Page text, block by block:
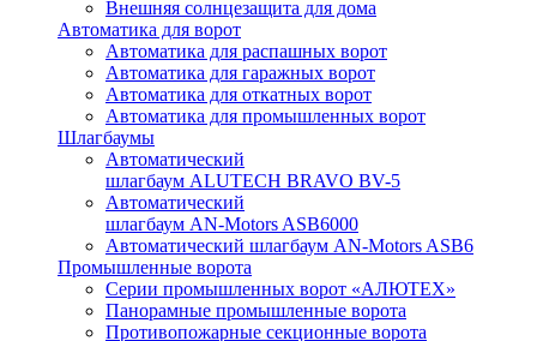
Внешняя солнцезащита для дома
Автоматика для ворот
Автоматика для распашных ворот
Автоматика для гаражных ворот
Автоматика для откатных ворот
Автоматика для промышленных ворот
Шлагбаумы
Автоматический
шлагбаум ALUTECH BRAVO BV-5
Автоматический
шлагбаум AN-Motors ASB6000
Автоматический шлагбаум AN-Motors ASB6
Промышленные ворота
Серии промышленных ворот «АЛЮТЕХ»
Панорамные промышленные ворота
Противопожарные секционные ворота